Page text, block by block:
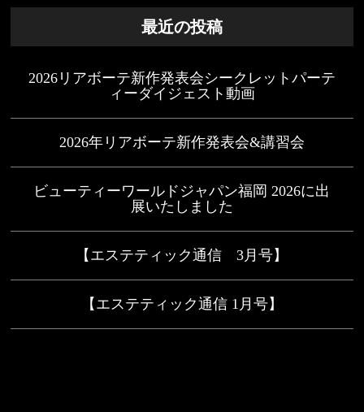
最近の投稿
2026リアボーテ新作発表会シークレットパーテ
ィーダイジェスト動画
2026年リアボーテ新作発表会&講習会
ビューティーワールドジャパン福岡 2026に出
展いたしました
【エステティック通信 3月号】
【エステティック通信 1月号】